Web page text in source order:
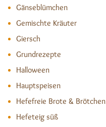
Gänseblümchen
Gemischte Kräuter
Giersch
Grundrezepte
Halloween
Hauptspeisen
Hefefreie Brote & Brötchen
Hefeteig süß